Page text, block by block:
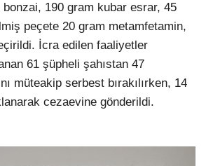
bonzai, 190 gram kubar esrar, 45
peçete 20 gram metamfetamin,
İcra edilen faaliyetler
61 şüpheli şahıstan 47
müteakip serbest bırakılırken, 14
cezaevine gönderildi.